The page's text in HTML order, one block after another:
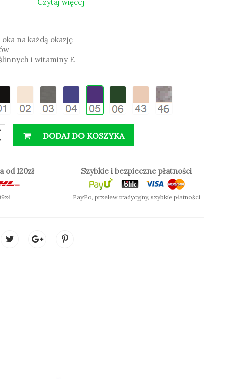
kontaktowe.
na każdą okazję
i witaminy E
na każdą okazję
i witaminy E
DODAJ DO KOSZYKA
od 120zł Szybkie i bezpieczne płatności
PayPo, przelew tradycyjny, szybkie płatności